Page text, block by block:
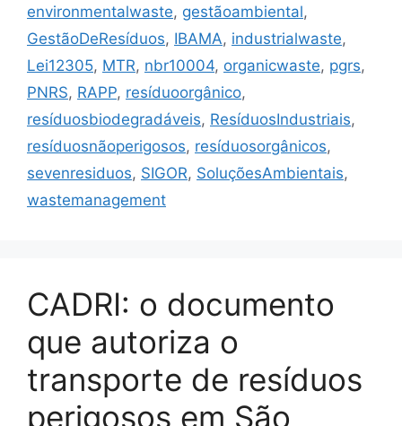
environmentalwaste, gestãoambiental,
GestãoDeResíduos, IBAMA, industrialwaste,
Lei12305, MTR, nbr10004, organicwaste, pgrs,
PNRS, RAPP, resíduoorgânico,
resíduosbiodegradáveis, ResíduosIndustriais,
resíduosnãoperigosos, resíduosorgânicos,
sevenresiduos, SIGOR, SoluçõesAmbientais,
wastemanagement
CADRI: o documento
que autoriza o
transporte de resíduos
perigosos em São